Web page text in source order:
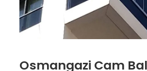
Osmangazi Cam